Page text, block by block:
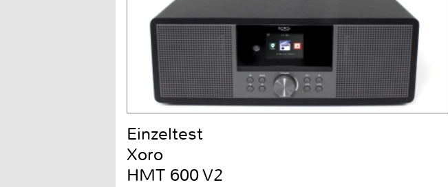
Einzeltest
Xoro
HMT 600 V2